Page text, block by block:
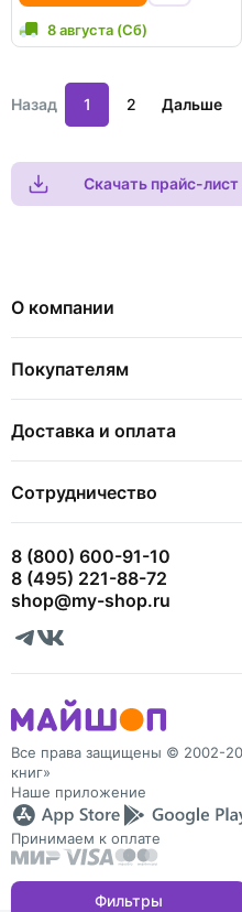
8 августа (Сб)
Назад 1 2 Дальше
Скачать прайс-
Фильтры
О компании
Покупателям
Доставка и оплата
Сотрудничество
8 (800) 600-91-10
8 (495) 221-88-72
shop@my-shop.ru
Все права защищены © 2002-
книг»
Наше приложение
Принимаем к оплате